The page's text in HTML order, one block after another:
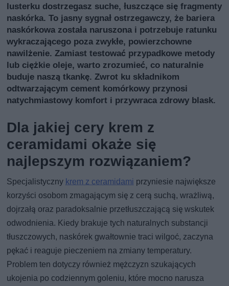
lusterku dostrzegasz suche, łuszczące się fragmenty
naskórka. To jasny sygnał ostrzegawczy, że bariera
naskórkowa została naruszona i potrzebuje ratunku
wykraczającego poza zwykłe, powierzchowne
nawilżenie. Zamiast testować przypadkowe metody
lub ciężkie oleje, warto zrozumieć, co naturalnie
buduje naszą tkankę. Zwrot ku składnikom
odtwarzającym cement komórkowy przynosi
natychmiastowy komfort i przywraca zdrowy blask.
Dla jakiej cery krem z
ceramidami okaże się
najlepszym rozwiązaniem?
Specjalistyczny krem z ceramidami przyniesie największe
korzyści osobom zmagającym się z cerą suchą, wrażliwą,
dojrzałą oraz paradoksalnie przetłuszczającą się wskutek
odwodnienia. Kiedy brakuje tych naturalnych substancji
tłuszczowych, naskórek gwałtownie traci wilgoć, zaczyna
pękać i reaguje pieczeniem na zmiany temperatury.
Problem ten dotyczy również mężczyzn szukających
ukojenia po codziennym goleniu, które mocno narusza